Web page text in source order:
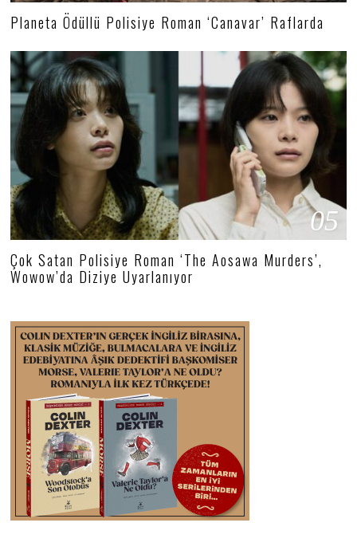
Planeta Ödüllü Polisiye Roman ‘Canavar’ Raflarda
05
Çok Satan Polisiye Roman ‘The Aosawa Murders’,
Wowow’da Diziye Uyarlanıyor